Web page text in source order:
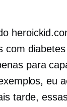
com
para
eu
tarde,